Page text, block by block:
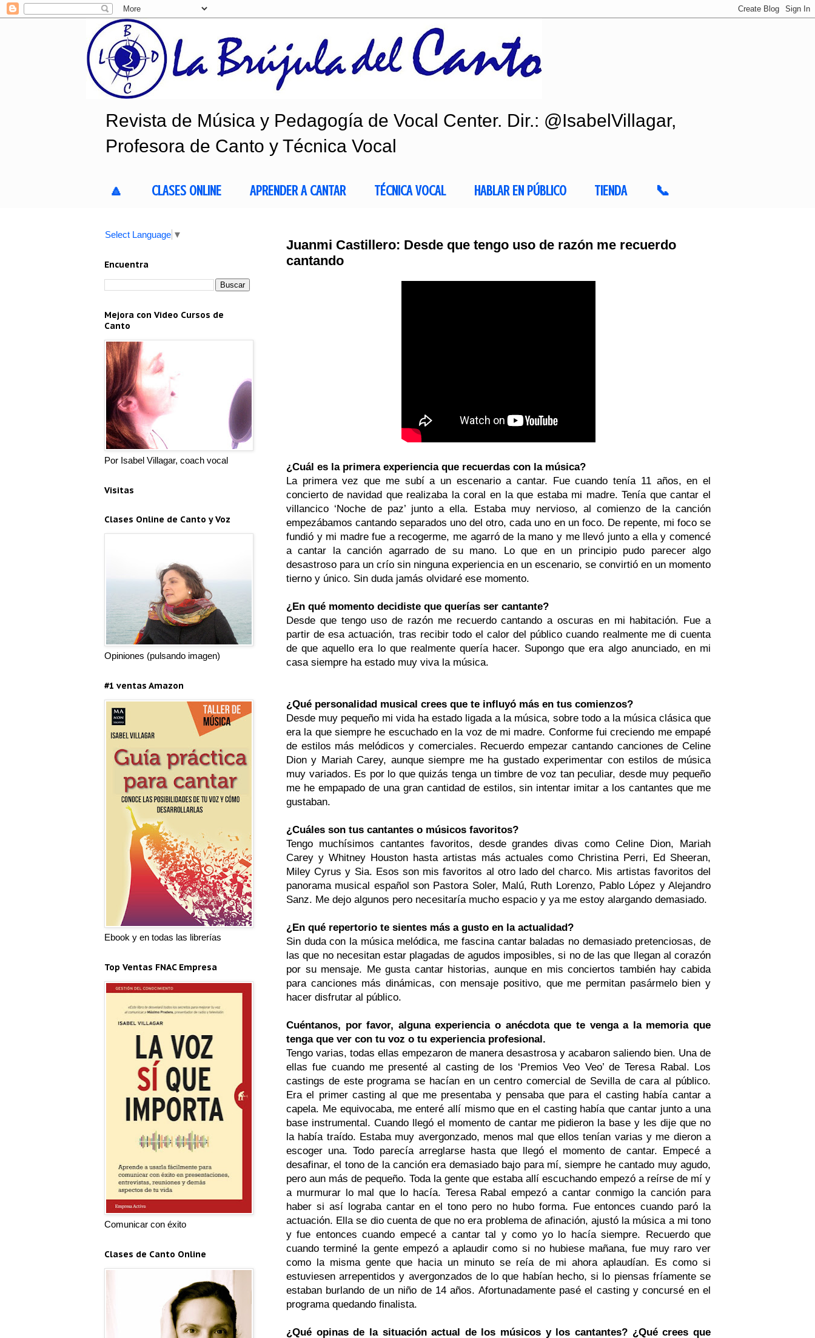
Revista de Música y Pedagogía de Vocal Center. Dir.: @IsabelVillagar,
Profesora de Canto y Técnica Vocal
🔼 CLASES ONLINE APRENDER A CANTAR TÉCNICA VOCAL HABLAR EN PÚBLICO TIENDA 📞
Juanmi Castillero: Desde que tengo uso de razón me recuerdo
cantando
¿Cuál es la primera experiencia que recuerdas con la música?
La primera vez que me subí a un escenario a cantar. Fue cuando tenía 11 años, en el
concierto de navidad que realizaba la coral en la que estaba mi madre. Tenía que cantar el
villancico ‘Noche de paz’ junto a ella. Estaba muy nervioso, al comienzo de la canción
empezábamos cantando separados uno del otro, cada uno en un foco. De repente, mi foco se
fundió y mi madre fue a recogerme, me agarró de la mano y me llevó junto a ella y comencé
a cantar la canción agarrado de su mano. Lo que en un principio pudo parecer algo
desastroso para un crío sin ninguna experiencia en un escenario, se convirtió en un momento
tierno y único. Sin duda jamás olvidaré ese momento.
¿En qué momento decidiste que querías ser cantante?
Desde que tengo uso de razón me recuerdo cantando a oscuras en mi habitación. Fue a
partir de esa actuación, tras recibir todo el calor del público cuando realmente me di cuenta
de que aquello era lo que realmente quería hacer. Supongo que era algo anunciado, en mi
casa siempre ha estado muy viva la música.
¿Qué personalidad musical crees que te influyó más en tus comienzos?
Desde muy pequeño mi vida ha estado ligada a la música, sobre todo a la música clásica que
era la que siempre he escuchado en la voz de mi madre. Conforme fui creciendo me empapé
de estilos más melódicos y comerciales. Recuerdo empezar cantando canciones de Celine
Dion y Mariah Carey, aunque siempre me ha gustado experimentar con estilos de música
muy variados. Es por lo que quizás tenga un timbre de voz tan peculiar, desde muy pequeño
me he empapado de una gran cantidad de estilos, sin intentar imitar a los cantantes que me
gustaban.
¿Cuáles son tus cantantes o músicos favoritos?
Tengo muchísimos cantantes favoritos, desde grandes divas como Celine Dion, Mariah
Carey y Whitney Houston hasta artistas más actuales como Christina Perri, Ed Sheeran,
Miley Cyrus y Sia. Esos son mis favoritos al otro lado del charco. Mis artistas favoritos del
panorama musical español son Pastora Soler, Malú, Ruth Lorenzo, Pablo López y Alejandro
Sanz. Me dejo algunos pero necesitaría mucho espacio y ya me estoy alargando demasiado.
¿En qué repertorio te sientes más a gusto en la actualidad?
Sin duda con la música melódica, me fascina cantar baladas no demasiado pretenciosas, de
las que no necesitan estar plagadas de agudos imposibles, si no de las que llegan al corazón
por su mensaje. Me gusta cantar historias, aunque en mis conciertos también hay cabida
para canciones más dinámicas, con mensaje positivo, que me permitan pasármelo bien y
hacer disfrutar al público.
Cuéntanos, por favor, alguna experiencia o anécdota que te venga a la memoria que
tenga que ver con tu voz o tu experiencia profesional.
Tengo varias, todas ellas empezaron de manera desastrosa y acabaron saliendo bien. Una de
ellas fue cuando me presenté al casting de los ‘Premios Veo Veo’ de Teresa Rabal. Los
castings de este programa se hacían en un centro comercial de Sevilla de cara al público.
Era el primer casting al que me presentaba y pensaba que para el casting había cantar a
capela. Me equivocaba, me enteré allí mismo que en el casting había que cantar junto a una
base instrumental. Cuando llegó el momento de cantar me pidieron la base y les dije que no
la había traído. Estaba muy avergonzado, menos mal que ellos tenían varias y me dieron a
escoger una. Todo parecía arreglarse hasta que llegó el momento de cantar. Empecé a
desafinar, el tono de la canción era demasiado bajo para mí, siempre he cantado muy agudo,
pero aun más de pequeño. Toda la gente que estaba allí escuchando empezó a reírse de mí y
a murmurar lo mal que lo hacía. Teresa Rabal empezó a cantar conmigo la canción para
haber si así lograba cantar en el tono pero no hubo forma. Fue entonces cuando paró la
actuación. Ella se dio cuenta de que no era problema de afinación, ajustó la música a mi tono
y fue entonces cuando empecé a cantar tal y como yo lo hacía siempre. Recuerdo que
cuando terminé la gente empezó a aplaudir como si no hubiese mañana, fue muy raro ver
como la misma gente que hacia un minuto se reía de mi ahora aplaudían. Es como si
estuviesen arrepentidos y avergonzados de lo que habían hecho, si lo piensas fríamente se
estaban burlando de un niño de 14 años. Afortunadamente pasé el casting y concursé en el
programa quedando finalista.
¿Qué opinas de la situación actual de los músicos y los cantantes? ¿Qué crees que
Select Language ▼
Encuentra
Mejora con Video Cursos de
Canto
Por Isabel Villagar, coach vocal
Visitas
Clases Online de Canto y Voz
Opiniones (pulsando imagen)
#1 ventas Amazon
Ebook y en todas las librerías
Top Ventas FNAC Empresa
Comunicar con éxito
Clases de Canto Online